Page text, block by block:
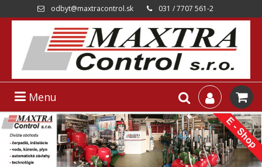
odbyt@maxtracontrol.sk 031 / 7707 561-2
Menu